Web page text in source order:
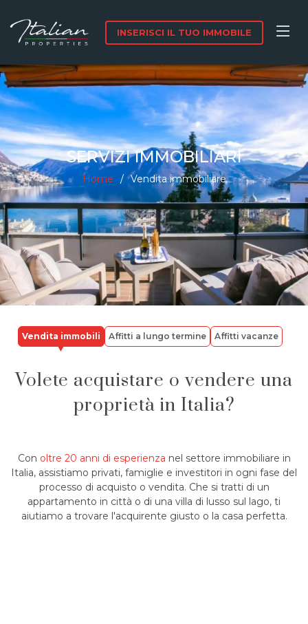
INSERISCI IL TUO IMMOBILE
SERVIZI IMMOBILIARI
Home Vendita immobiliare
Vendita immobili Affitti a lungo termine Affitti vacanze
Volete acquistare o vendere una
proprietà in Italia?
Con oltre 20 anni di esperienza nel settore immobiliare in
Italia, assistiamo privati, famiglie e investitori in ogni fase del
processo di acquisto o vendita. Che si tratti di un
appartamento in città o di una villa di lusso sul lago, ti
aiutiamo a trovare l'acquirente giusto o la casa perfetta.